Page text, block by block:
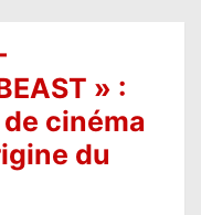
» :
cinéma
du